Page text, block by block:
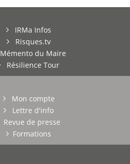
IRMa Infos
Risques.tv
Mémento du Maire
Résilience Tour
Mon compte
Lettre d'info
Revue de presse
Formations